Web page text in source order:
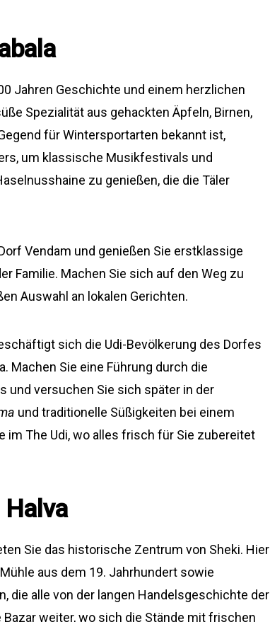
Jahren Geschichte und einem herzlichen
Spezialität aus gehackten Äpfeln, Birnen,
für Wintersportarten bekannt ist,
um klassische Musikfestivals und
zu genießen, die die Täler
Vendam und genießen Sie erstklassige
Familie. Machen Sie sich auf den Weg zu
Auswahl an lokalen Gerichten.
sich die Udi-Bevölkerung des Dorfes
Machen Sie eine Führung durch die
und versuchen Sie sich später in der
und traditionelle Süßigkeiten bei einem
im The Udi, wo alles frisch für Sie zubereitet
Halva
Sie das historische Zentrum von Sheki. Hier
aus dem 19. Jahrhundert sowie
die alle von der langen Handelsgeschichte der
weiter, wo sich die Stände mit frischen